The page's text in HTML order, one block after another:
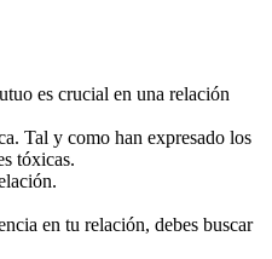
es crucial en una relación
Tal y como han expresado los
tóxicas.
en tu relación, debes buscar